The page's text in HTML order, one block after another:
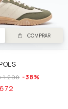
COMPRAR
1.290 38
672